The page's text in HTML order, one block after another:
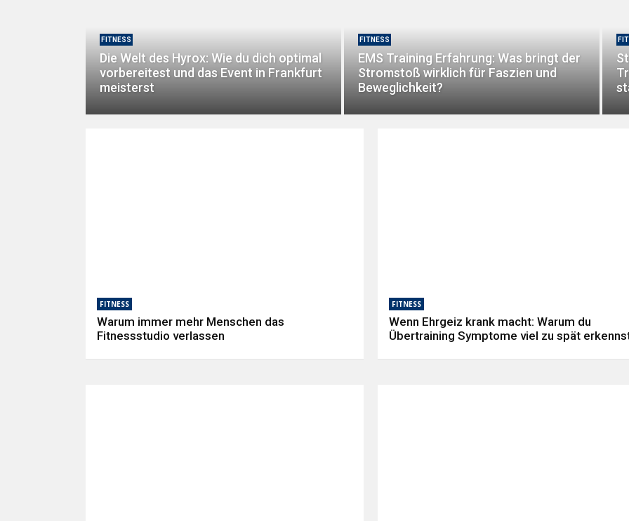
FITNESS
Die Welt des Hyrox: Wie du dich optimal
vorbereitest und das Event in Frankfurt
meisterst
FITNESS
EMS Training Erfahrung: Was bringt der
Stromstoß wirklich für Faszien und
Beweglichkeit?
FITNESS
Warum immer mehr Menschen das
Fitnessstudio verlassen
FITNESS
Wenn Ehrgeiz krank macht: Warum du
Übertraining Symptome viel zu spät